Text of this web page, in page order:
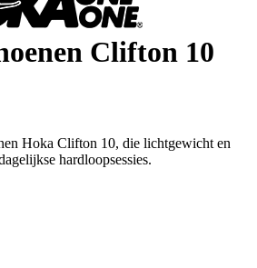
Clifton 10
Hoka Clifton 10, die lichtgewicht en
hardloopsessies.